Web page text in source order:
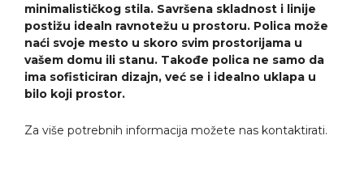
minimalističkog stila. Savršena skladnost i linije
postižu idealn ravnotežu u prostoru. Polica može
naći svoje mesto u skoro svim prostorijama u
vašem domu ili stanu. Takođe polica ne samo da
ima sofisticiran dizajn, već se i idealno uklapa u
bilo koji prostor.
Za više potrebnih informacija možete nas kontaktirati.